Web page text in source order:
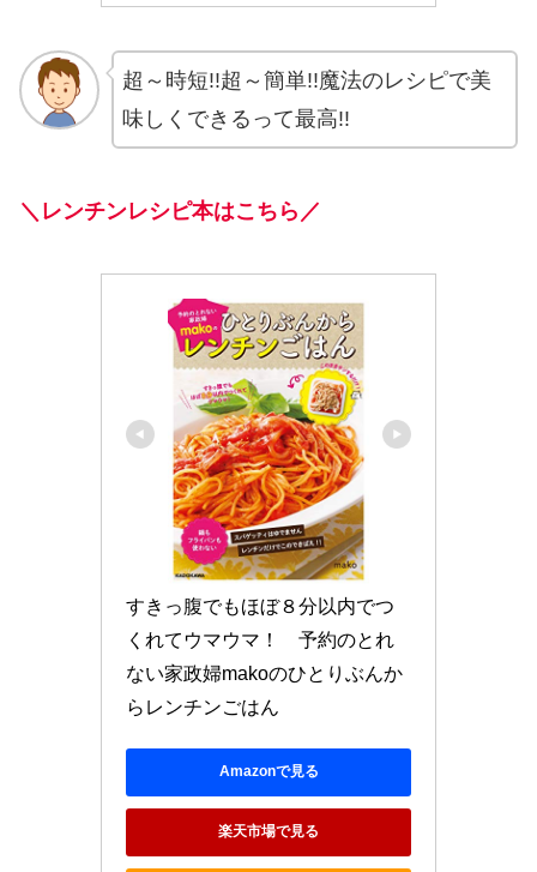
超～時短!!超～簡単!!魔法のレシピで美
味しくできるって最高!!
＼レンチンレシピ本はこちら／
すきっ腹でもほぼ８分以内でつ
くれてウマウマ！　予約のとれ
ない家政婦makoのひとりぶんか
らレンチンごはん
Amazonで見る
楽天市場で見る